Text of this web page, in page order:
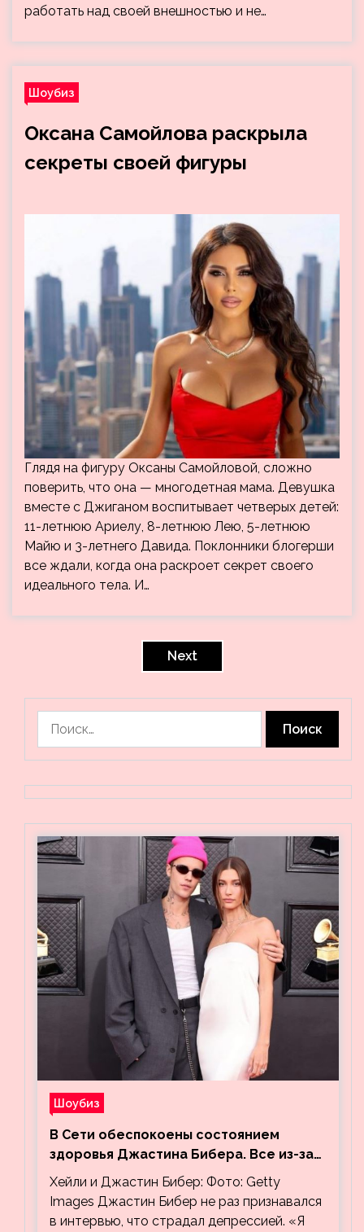
работать над своей внешностью и не…
Шоубиз
Оксана Самойлова раскрыла
секреты своей фигуры
Глядя на фигуру Оксаны Самойловой, сложно
поверить, что она — многодетная мама. Девушка
вместе с Джиганом воспитывает четверых детей:
11-летнюю Ариелу, 8-летнюю Лею, 5-летнюю
Майю и 3-летнего Давида. Поклонники блогерши
все ждали, когда она раскроет секрет своего
идеального тела. И…
Next
Шоубиз
В Сети обеспокоены состоянием
здоровья Джастина Бибера. Все из-за
видео, на котором его успокаивает
Хейли
Хейли и Джастин Бибер: Фото: Getty
Images Джастин Бибер не раз признавался
в интервью, что страдал депрессией. «Я